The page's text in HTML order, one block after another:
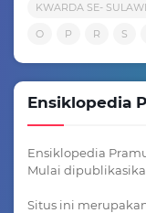
KWARDA SE-
O P R S
Ensiklopedia
Ensiklopedia
Mulai
Situs ini